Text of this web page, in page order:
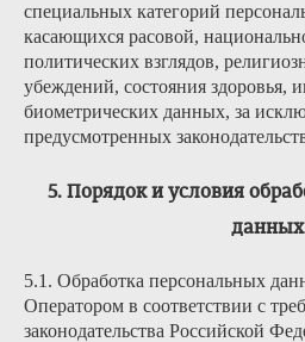
специальных категорий
касающихся расовой,
политических взглядов,
убеждений, состояния здоровья,
биометрических данных, за
предусмотренных
5. Порядок и условия
данных
5.1. Обработка персональных
Оператором в соответствии с
законодательства Российской